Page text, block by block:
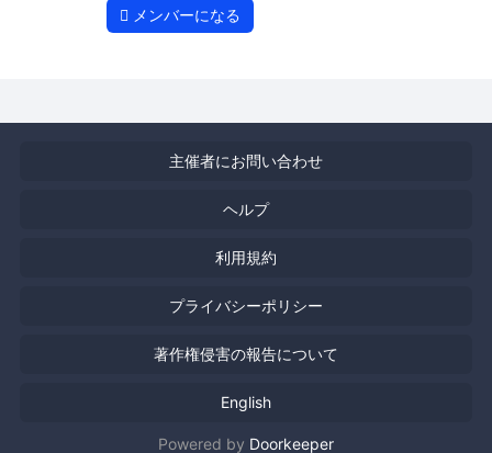
メンバーになる
主催者にお問い合わせ
ヘルプ
利用規約
プライバシーポリシー
著作権侵害の報告について
English
Powered by Doorkeeper